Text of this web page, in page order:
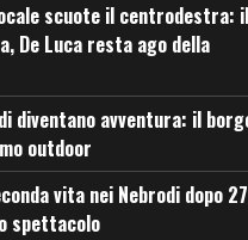
scuote il centrodestra: il
De Luca resta ago della
diventano avventura: il
outdoor
vita nei Nebrodi dopo 27
spettacolo